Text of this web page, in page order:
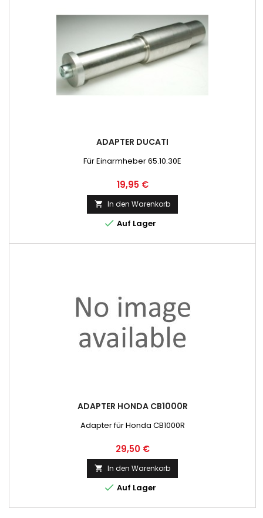
ADAPTER DUCATI
Für Einarmheber 65.10.30E
Preis
19,95 €
 In den Warenkorb
 Auf Lager
ADAPTER HONDA CB1000R
Adapter für Honda CB1000R
Preis
29,50 €
 In den Warenkorb
 Auf Lager